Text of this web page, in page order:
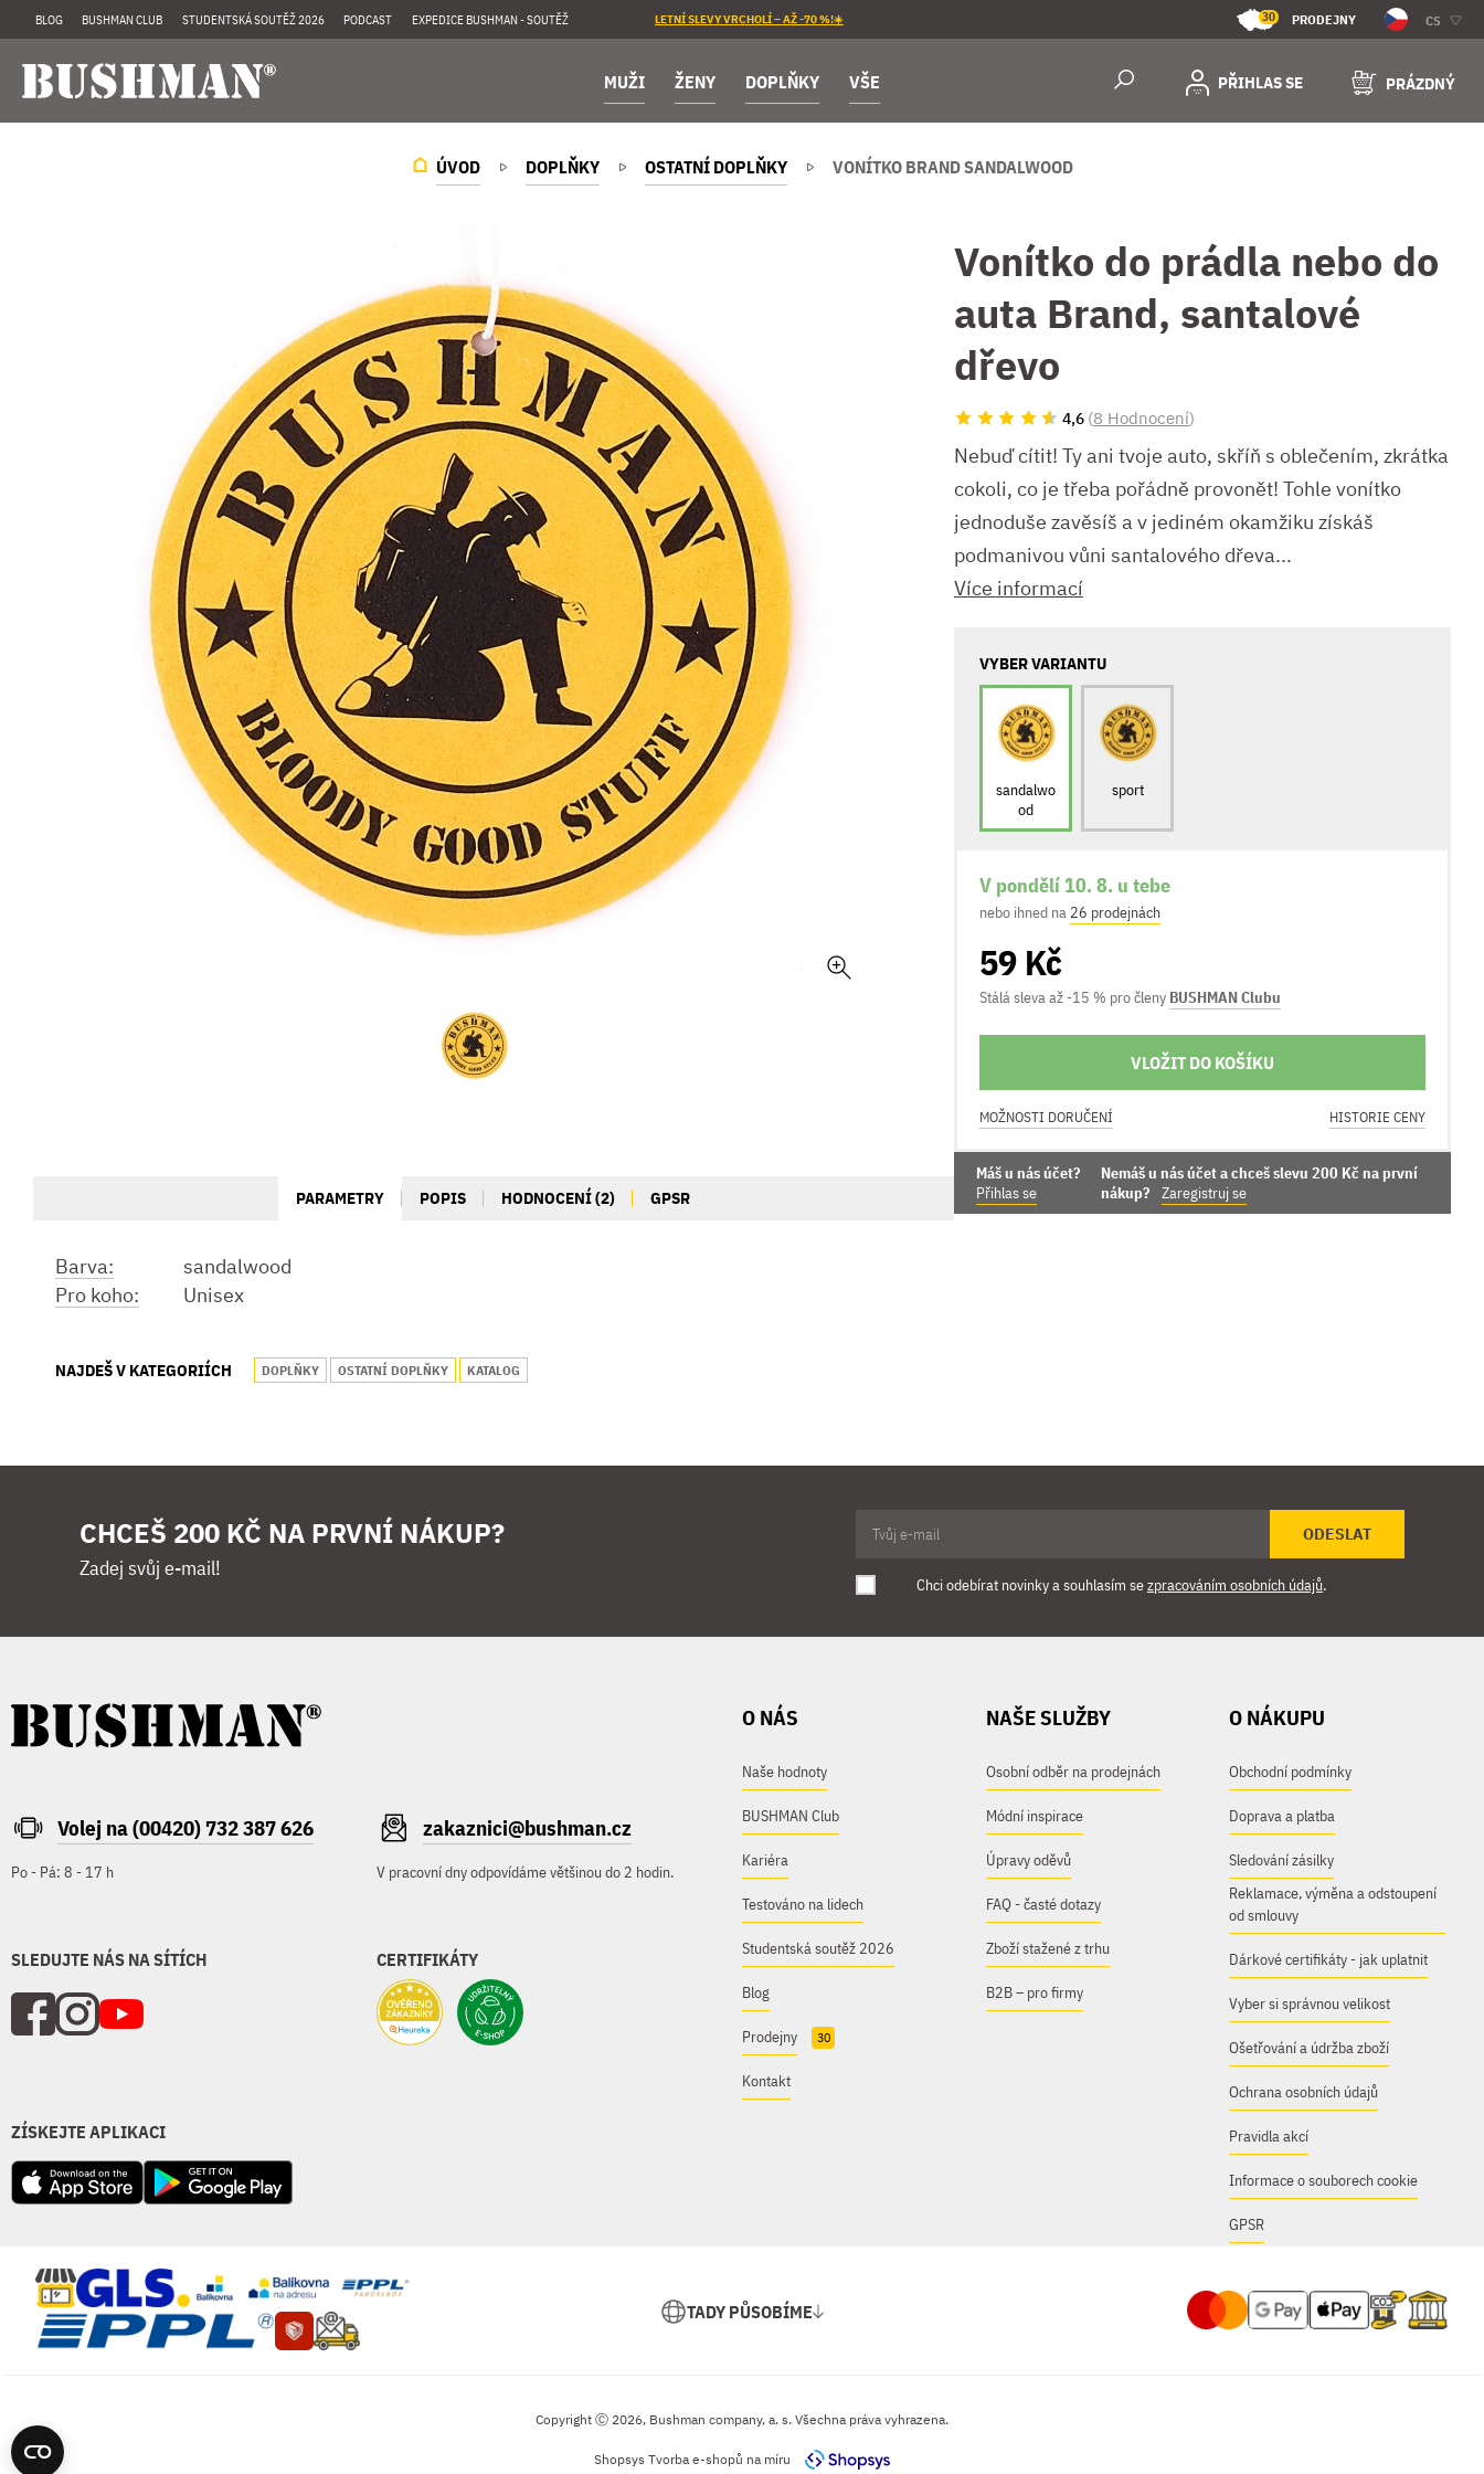
BLOG BUSHMAN CLUB STUDENTSKÁ SOUTĚŽ 2026 PODCAST EXPEDICE BUSHMAN - SOUTĚŽ LETNÍ SLEVY VRCHOLÍ – AŽ -70 %!☀️ 30 PRODEJNY CS
MUŽI ŽENY DOPLŇKY VŠE PŘIHLAS SE PRÁZDNÝ
ÚVOD DOPLŇKY OSTATNÍ DOPLŇKY VONÍTKO BRAND SANDALWOOD
Vonítko do prádla nebo do
auta Brand, santalové
dřevo
4,6 (8 Hodnocení)
Nebuď cítit! Ty ani tvoje auto, skříň s oblečením, zkrátka
cokoli, co je třeba pořádně provonět! Tohle vonítko
jednoduše zavěsíš a v jediném okamžiku získáš
podmanivou vůni santalového dřeva...
Více informací
VYBER VARIANTU
sandalwo
od
sport
V pondělí 10. 8. u tebe
nebo ihned na 26 prodejnách
59 Kč
Stálá sleva až -15 % pro členy BUSHMAN Clubu
VLOŽIT DO KOŠÍKU
MOŽNOSTI DORUČENÍ HISTORIE CENY
Máš u nás účet?
Přihlas se
Nemáš u nás účet a chceš slevu 200 Kč na první
nákup?
Zaregistruj se
PARAMETRY POPIS HODNOCENÍ (2) GPSR
Barva:
sandalwood
Pro koho:
Unisex
NAJDEŠ V KATEGORIÍCH DOPLŇKY OSTATNÍ DOPLŇKY KATALOG
CHCEŠ 200 KČ NA PRVNÍ NÁKUP?
Zadej svůj e-mail!
ODESLAT
Chci odebírat novinky a souhlasím sezpracováním osobních údajů.
Volej na (00420) 732 387 626
Po - Pá: 8 - 17 h
zakaznici@bushman.cz
V pracovní dny odpovídáme většinou do 2 hodin.
SLEDUJTE NÁS NA SÍTÍCH CERTIFIKÁTY
ZÍSKEJTE APLIKACI
O NÁS
Naše hodnoty
BUSHMAN Club
Kariéra
Testováno na lidech
Studentská soutěž 2026
Blog
Prodejny 30
Kontakt
NAŠE SLUŽBY
Osobní odběr na prodejnách
Módní inspirace
Úpravy oděvů
FAQ - časté dotazy
Zboží stažené z trhu
B2B – pro firmy
O NÁKUPU
Obchodní podmínky
Doprava a platba
Sledování zásilky
Reklamace, výměna a odstoupení
od smlouvy
Dárkové certifikáty - jak uplatnit
Vyber si správnou velikost
Ošetřování a údržba zboží
Ochrana osobních údajů
Pravidla akcí
Informace o souborech cookie
GPSR
TADY PŮSOBÍME
Copyright Ⓒ 2026, Bushman company, a. s. Všechna práva vyhrazena.
Shopsys Tvorba e-shopů na míru